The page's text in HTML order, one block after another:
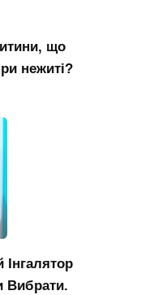
що
нежиті?
Інгалятор
Вибрати.